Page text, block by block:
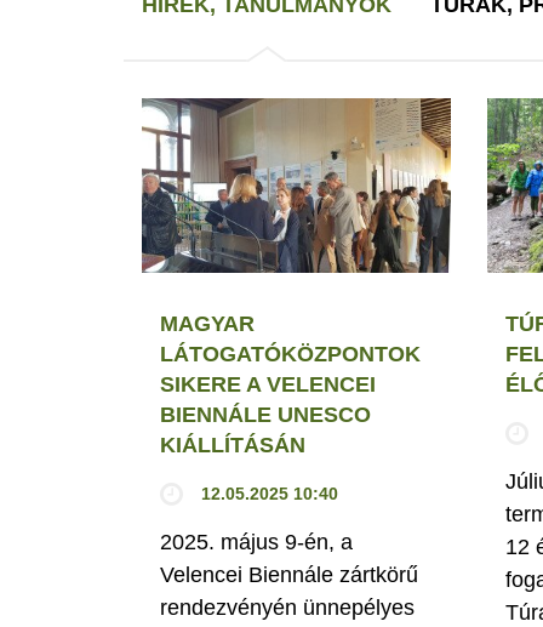
HÍREK, TANULMÁNYOK TÚRÁK,
MAGYAR
LÁTOGATÓKÖZPONTOK
SIKERE A VELENCEI
BIENNÁLE UNESCO
KIÁLLÍTÁSÁN
12.05.2025 10:40
2025. május 9-én, a
Velencei Biennále zártkörű
rendezvényén ünnepélyes
12